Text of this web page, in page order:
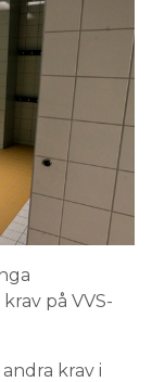
på VVS-
krav i